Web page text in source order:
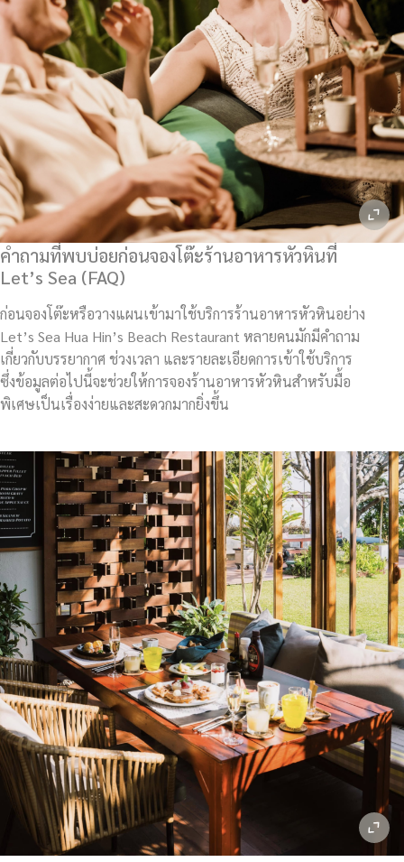
คำถามที่พบบ่อยก่อนจองโต๊ะร้านอาหารหัวหินที่
Let’s Sea (FAQ)
ก่อนจองโต๊ะหรือวางแผนเข้ามาใช้บริการร้านอาหารหัวหินอย่าง
Let’s Sea Hua Hin’s Beach Restaurant หลายคนมักมีคำถาม
เกี่ยวกับบรรยากาศ ช่วงเวลา และรายละเอียดการเข้าใช้บริการ
ซึ่งข้อมูลต่อไปนี้จะช่วยให้การจองร้านอาหารหัวหินสำหรับมื้อ
พิเศษเป็นเรื่องง่ายและสะดวกมากยิ่งขึ้น